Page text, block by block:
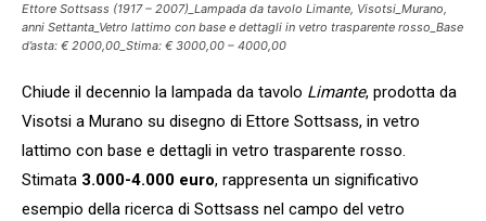
Ettore Sottsass (1917 – 2007)_Lampada da tavolo Limante, Visotsi_Murano,
anni Settanta_Vetro lattimo con base e dettagli in vetro trasparente rosso_Base
d’asta: € 2000,00_Stima: € 3000,00 – 4000,00
Chiude il decennio la lampada da tavolo Limante, prodotta da
Visotsi a Murano su disegno di Ettore Sottsass, in vetro
lattimo con base e dettagli in vetro trasparente rosso.
Stimata 3.000-4.000 euro, rappresenta un significativo
esempio della ricerca di Sottsass nel campo del vetro